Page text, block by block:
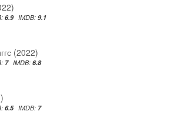
6.9 IMDB: 9.1
(2022)
7 IMDB: 6.8
6.5 IMDB: 7